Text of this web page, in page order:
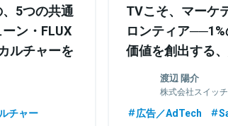
5つの共通
ン・FLUX
ルチャーを
チャー
TVこそ、マーケ
ロンティア
価値を創出する
チメディアとは
渡辺 陽介
株式会社スイッ
広告／AdTech